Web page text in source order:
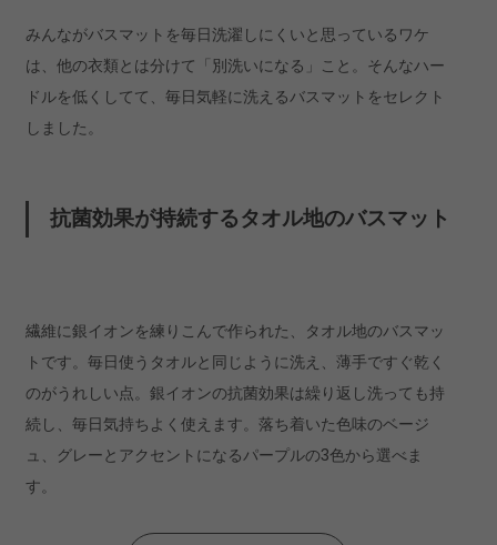
みんながバスマットを毎日洗濯しにくいと思っているワケ
は、他の衣類とは分けて「別洗いになる」こと。そんなハー
ドルを低くしてて、毎日気軽に洗えるバスマットをセレクト
しました。
抗菌効果が持続するタオル地のバスマット
アイテムを見る
繊維に銀イオンを練りこんで作られた、タオル地のバスマッ
トです。毎日使うタオルと同じように洗え、薄手ですぐ乾く
のがうれしい点。銀イオンの抗菌効果は繰り返し洗っても持
続し、毎日気持ちよく使えます。落ち着いた色味のベージ
ュ、グレーとアクセントになるパープルの3色から選べま
す。